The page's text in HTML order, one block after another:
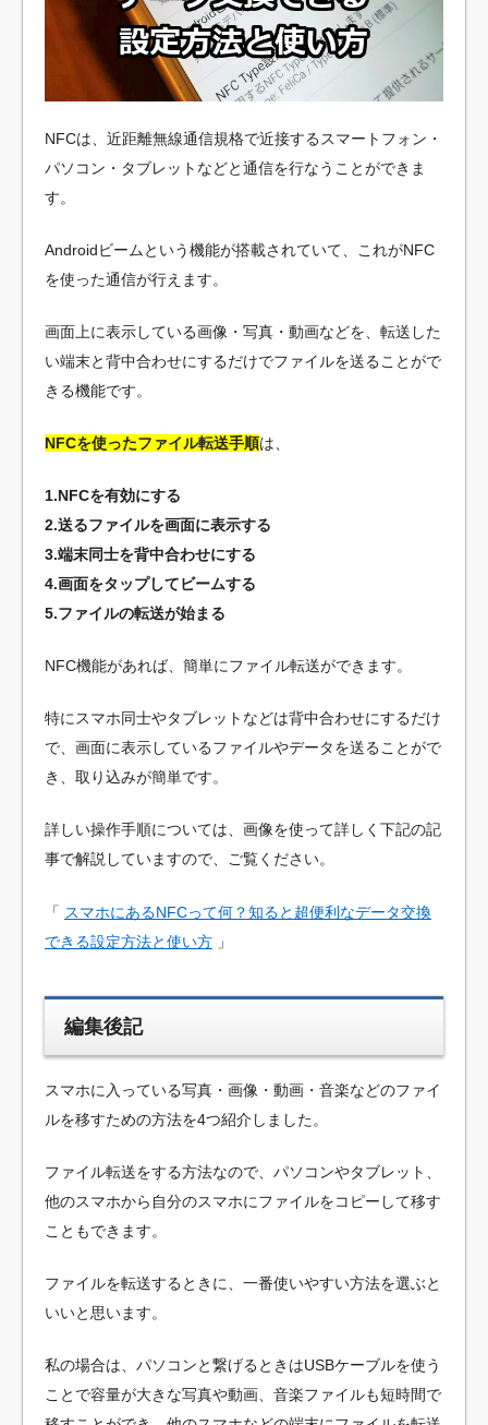
NFCは、近距離無線通信規格で近接するスマートフォン・
パソコン・タブレットなどと通信を行なうことができま
す。
Androidビームという機能が搭載されていて、これがNFC
を使った通信が行えます。
画面上に表示している画像・写真・動画などを、転送した
い端末と背中合わせにするだけでファイルを送ることがで
きる機能です。
NFCを使ったファイル転送手順は、
1.NFCを有効にする
2.送るファイルを画面に表示する
3.端末同士を背中合わせにする
4.画面をタップしてビームする
5.ファイルの転送が始まる
NFC機能があれば、簡単にファイル転送ができます。
特にスマホ同士やタブレットなどは背中合わせにするだけ
で、画面に表示しているファイルやデータを送ることがで
き、取り込みが簡単です。
詳しい操作手順については、画像を使って詳しく下記の記
事で解説していますので、ご覧ください。
「 スマホにあるNFCって何？知ると超便利なデータ交換
できる設定方法と使い方 」
編集後記
スマホに入っている写真・画像・動画・音楽などのファイ
ルを移すための方法を4つ紹介しました。
ファイル転送をする方法なので、パソコンやタブレット、
他のスマホから自分のスマホにファイルをコピーして移す
こともできます。
ファイルを転送するときに、一番使いやすい方法を選ぶと
いいと思います。
私の場合は、パソコンと繋げるときはUSBケーブルを使う
ことで容量が大きな写真や動画、音楽ファイルも短時間で